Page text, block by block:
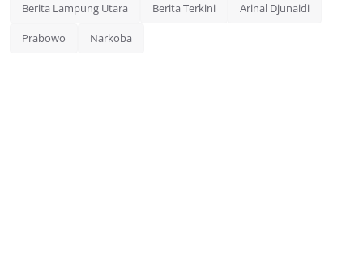
Berita Lampung Utara Berita Terkini Arinal Djunaidi
Prabowo Narkoba